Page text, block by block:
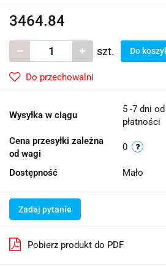
3464.84
szt. Do
Do przechowalni
Wysyłka w ciągu
5 -7 dni
płatności
Cena przesyłki zależna
od wagi
0
Dostępność Mało
Zadaj pytanie
Pobierz produkt do PDF